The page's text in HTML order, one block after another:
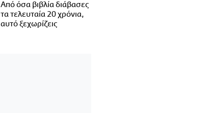
Από όσα βιβλία διάβασες
τα τελευταία 20 χρόνια,
αυτό ξεχωρίζεις